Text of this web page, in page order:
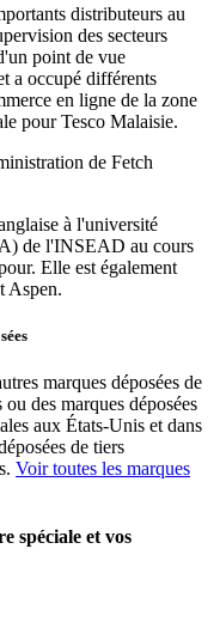
distributeurs au
des secteurs
point de vue
a occupé différents
en ligne de la zone
pour Tesco Malaisie.
de Fetch
à l'université
de l'INSEAD au cours
Elle est également
Aspen.
marques déposées de
des marques déposées
aux États-Unis et dans
de tiers
Voir toutes les marques
spéciale et vos